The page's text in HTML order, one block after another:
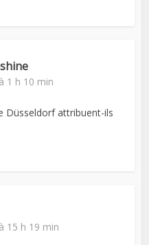
1 h 10 min
Düsseldorf attribuent-ils
15 h 19 min